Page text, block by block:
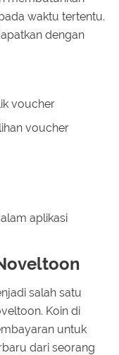
waktu tertentu.
dengan
voucher
voucher
aplikasi
salah satu
Koin di
untuk
dari seorang